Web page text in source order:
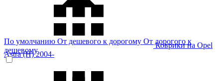
Коврики на Opel
Astra (H) 2004-
По умолчанию От дешевого к дорогому От дорогого к
дешевому